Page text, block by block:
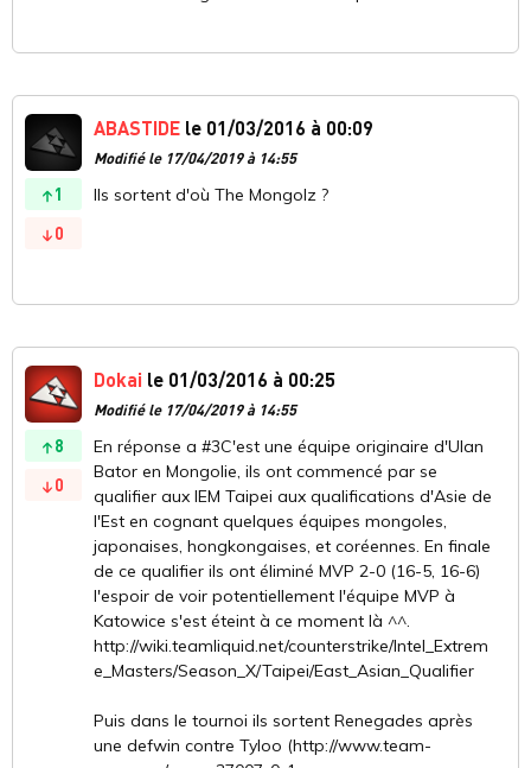
1
0
ABASTIDE le 01/03/2016 à 00:09
Modifié le 17/04/2019 à 14:55
Ils sortent d'où The Mongolz ?
8
0
Dokai le 01/03/2016 à 00:25
Modifié le 17/04/2019 à 14:55
En réponse a #3C'est une équipe originaire d'Ulan
Bator en Mongolie, ils ont commencé par se
qualifier aux IEM Taipei aux qualifications d'Asie de
l'Est en cognant quelques équipes mongoles,
japonaises, hongkongaises, et coréennes. En finale
de ce qualifier ils ont éliminé MVP 2-0 (16-5, 16-6)
l'espoir de voir potentiellement l'équipe MVP à
Katowice s'est éteint à ce moment là ^^.
http://wiki.teamliquid.net/counterstrike/Intel_Extrem
e_Masters/Season_X/Taipei/East_Asian_Qualifier
Puis dans le tournoi ils sortent Renegades après
une defwin contre Tyloo (http://www.team-